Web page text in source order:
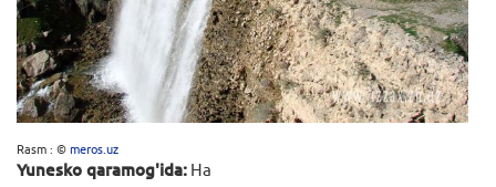
Rasm : ©meros.uz
Yunesko qaramog'ida: Ha